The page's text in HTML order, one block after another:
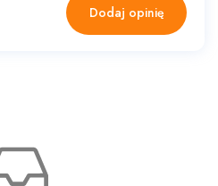
Dodaj opinię